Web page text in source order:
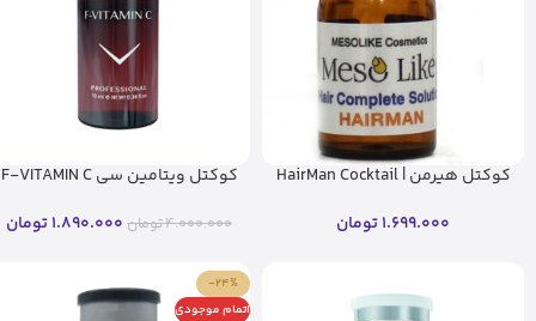
کوکتل هیرمن | HairMan Cocktail
1.699.000تومان
کوکتل ویتامین سی F-VITAMIN C
4.000.000تومان 1.890.000تومان
-24%
اتمام موجودی